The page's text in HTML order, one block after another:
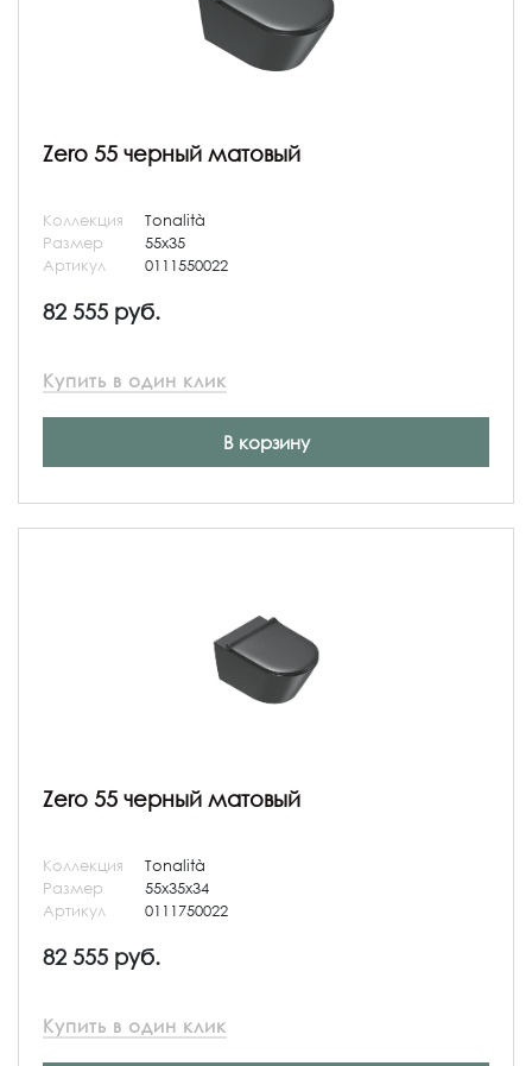
Zero 55 черный матовый
Коллекция
Tonalità
Размер
55x35
Артикул
0111550022
82 555 руб.
Купить в один клик
В корзину
Zero 55 черный матовый
Коллекция
Tonalità
Размер
55x35x34
Артикул
0111750022
82 555 руб.
Купить в один клик